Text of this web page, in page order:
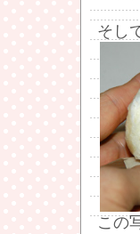
そし
この